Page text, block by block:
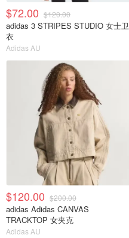
$72.00 $120.00
adidas 3 STRIPES STUDIO 女士卫
衣
Adidas AU
$120.00 $200.00
adidas Adidas CANVAS
TRACKTOP 女夹克
Adidas AU